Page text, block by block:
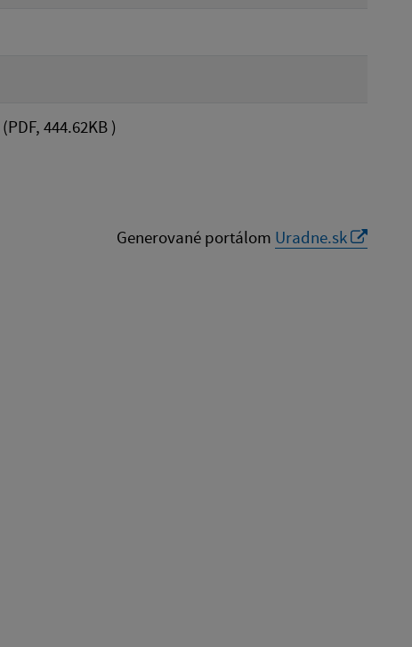
(PDF, 444.62KB )
Generované portálom Uradne.sk